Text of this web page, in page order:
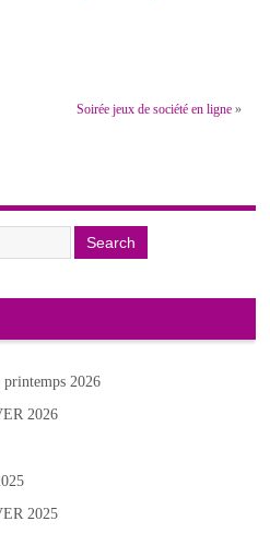
Soirée jeux de société en ligne»
printemps 2026
2026
2025